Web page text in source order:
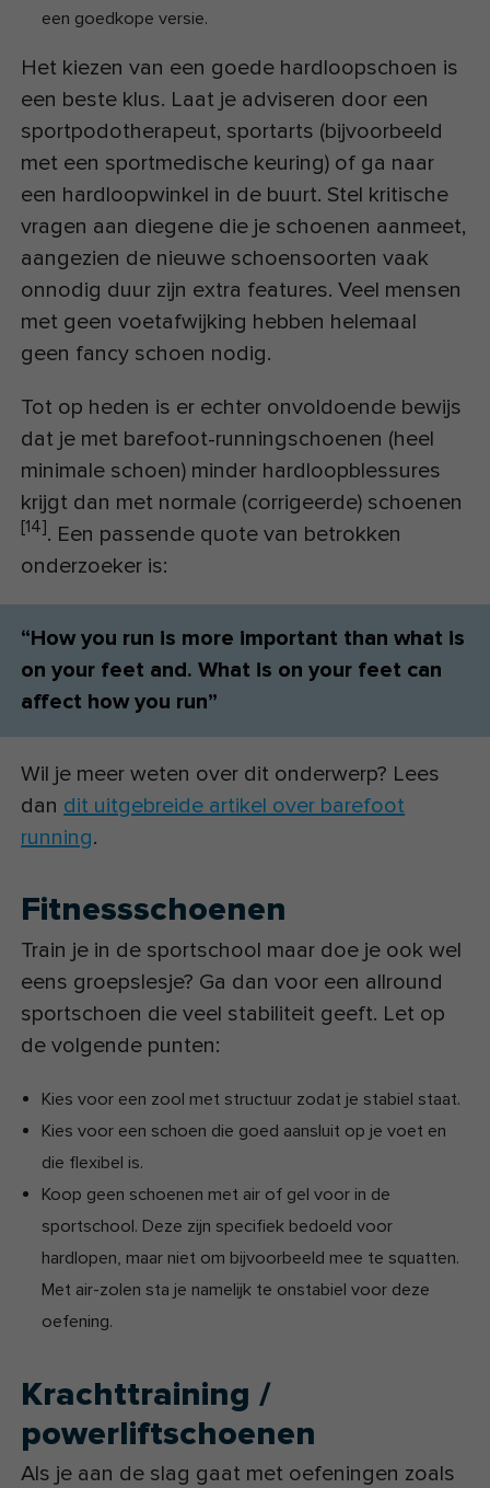
een goedkope versie.
Het kiezen van een goede hardloopschoen is
een beste klus. Laat je adviseren door een
sportpodotherapeut, sportarts (bijvoorbeeld
met een sportmedische keuring) of ga naar
een hardloopwinkel in de buurt. Stel kritische
vragen aan diegene die je schoenen aanmeet,
aangezien de nieuwe schoensoorten vaak
onnodig duur zijn extra features. Veel mensen
met geen voetafwijking hebben helemaal
geen fancy schoen nodig.
Tot op heden is er echter onvoldoende bewijs
dat je met barefoot-runningschoenen (heel
minimale schoen) minder hardloopblessures
krijgt dan met normale (corrigeerde) schoenen
[14]. Een passende quote van betrokken
onderzoeker is:
“How you run is more important than what is
on your feet and. What is on your feet can
affect how you run”
Wil je meer weten over dit onderwerp? Lees
dan dit uitgebreide artikel over barefoot
running.
Fitnessschoenen
Train je in de sportschool maar doe je ook wel
eens groepslesje? Ga dan voor een allround
sportschoen die veel stabiliteit geeft. Let op
de volgende punten:
Kies voor een zool met structuur zodat je stabiel staat.
Kies voor een schoen die goed aansluit op je voet en
die flexibel is.
Koop geen schoenen met air of gel voor in de
sportschool. Deze zijn specifiek bedoeld voor
hardlopen, maar niet om bijvoorbeeld mee te squatten.
Met air-zolen sta je namelijk te onstabiel voor deze
oefening.
Krachttraining /
powerliftschoenen
Als je aan de slag gaat met oefeningen zoals